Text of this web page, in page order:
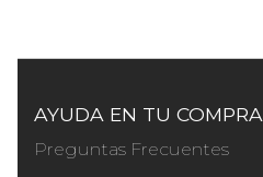
AYUDA EN TU COMPRA
Preguntas Frecuentes